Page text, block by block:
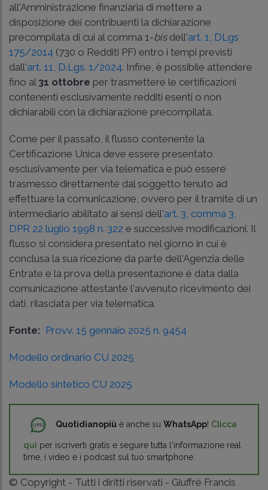
all'Amministrazione finanziaria di mettere a
disposizione dei contribuenti la dichiarazione
precompilata di cui al comma 1-bisdell'art. 1, DLgs
175/2014 (730 o Redditi PF) entro i tempi previsti
dall'art. 11, D.Lgs. 1/2024. Infine, è possibile attendere
fino al 31 ottobre per trasmettere le certificazioni
contenenti esclusivamente redditi esenti o non
dichiarabili con la dichiarazione precompilata.
Come per il passato, il flusso contenente la
Certificazione Unica deve essere presentato
esclusivamente per via telematica e può essere
trasmesso direttamente dal soggetto tenuto ad
effettuare la comunicazione, ovvero per il tramite di un
intermediario abilitato ai sensi dell'art. 3, comma 3,
DPR 22 luglio 1998 n. 322 e successive modificazioni. Il
flusso si considera presentato nel giorno in cui è
conclusa la sua ricezione da parte dell'Agenzia delle
Entrate e la prova della presentazione è data dalla
comunicazione attestante l'avvenuto ricevimento dei
dati, rilasciata per via telematica.
Fonte: Provv. 15 gennaio 2025 n. 9454
Modello ordinario CU 2025
Modello sintetico CU 2025
Quotidianopiù è anche su WhatsApp! Clicca
qui per iscriverti gratis e seguire tutta l'informazione real
time, i video e i podcast sul tuo smartphone.
© Copyright - Tutti i diritti riservati - Giuffrè Francis